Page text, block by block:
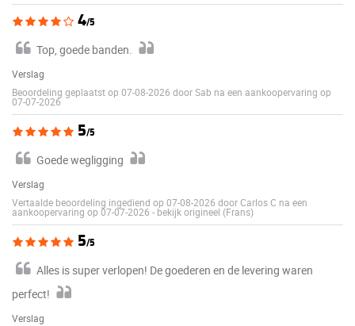
4/5
Top, goede banden.
Verslag
Beoordeling geplaatst op 07-08-2026 door Sab na een aankoopervaring op
07-07-2026
5/5
Goede wegligging
Verslag
Vertaalde beoordeling ingediend op 07-08-2026 door Carlos C na een
aankoopervaring op 07-07-2026 - bekijk origineel (Frans)
5/5
Alles is super verlopen! De goederen en de levering waren
perfect!
Verslag